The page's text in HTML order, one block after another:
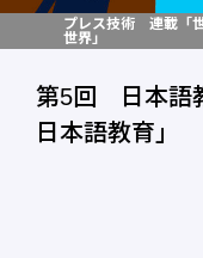
プレス技術 連載「
世界」
第5回 日本語
日本語教育」